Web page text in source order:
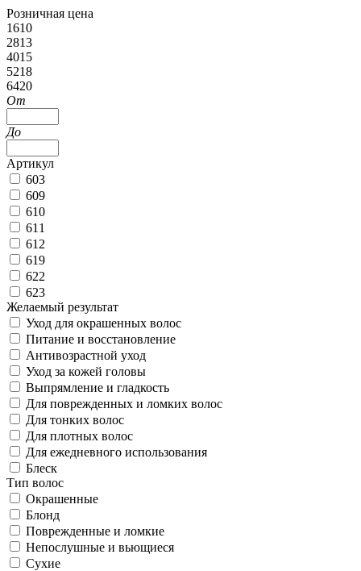
Розничная цена
1610
2813
4015
5218
6420
От
До
Артикул
603
609
610
611
612
619
622
623
Желаемый результат
Уход для окрашенных волос
Питание и восстановление
Антивозрастной уход
Уход за кожей головы
Выпрямление и гладкость
Для поврежденных и ломких волос
Для тонких волос
Для плотных волос
Для ежедневного использования
Блеск
Тип волос
Окрашенные
Блонд
Поврежденные и ломкие
Непослушные и вьющиеся
Сухие